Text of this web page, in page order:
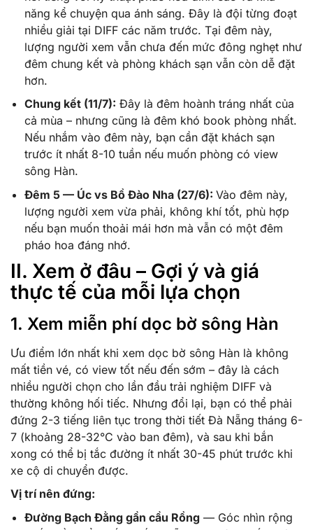
năng kể chuyện qua ánh sáng. Đây là đội từng đoạt
nhiều giải tại DIFF các năm trước. Tại đêm này,
lượng người xem vẫn chưa đến mức đông nghẹt như
đêm chung kết và phòng khách sạn vẫn còn dễ đặt
hơn.
Chung kết (11/7): Đây là đêm hoành tráng nhất của
cả mùa – nhưng cũng là đêm khó book phòng nhất.
Nếu nhắm vào đêm này, bạn cần đặt khách sạn
trước ít nhất 8-10 tuần nếu muốn phòng có view
sông Hàn.
Đêm 5 — Úc vs Bồ Đào Nha (27/6): Vào đêm này,
lượng người xem vừa phải, không khí tốt, phù hợp
nếu bạn muốn thoải mái hơn mà vẫn có một đêm
pháo hoa đáng nhớ.
II. Xem ở đâu – Gợi ý và giá
thực tế của mỗi lựa chọn
1. Xem miễn phí dọc bờ sông Hàn
Ưu điểm lớn nhất khi xem dọc bờ sông Hàn là không
mất tiền vé, có view tốt nếu đến sớm – đây là cách
nhiều người chọn cho lần đầu trải nghiệm DIFF và
thường không hối tiếc. Nhưng đổi lại, bạn có thể phải
đứng 2-3 tiếng liên tục trong thời tiết Đà Nẵng tháng 6-
7 (khoảng 28-32°C vào ban đêm), và sau khi bắn
xong có thể bị tắc đường ít nhất 30-45 phút trước khi
xe cộ di chuyển được.
Vị trí nên đứng:
Đường Bạch Đằng gần cầu Rồng — Góc nhìn rộng